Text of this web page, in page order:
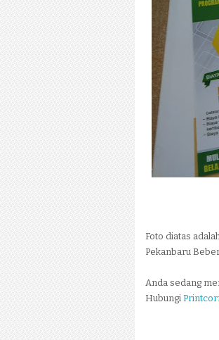
Foto diatas
Pekanbaru
Anda sedang
Hubungi